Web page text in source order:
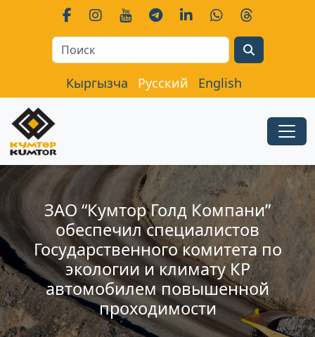
Кыргызча Русский English
ЗАО “Кумтор Голд Компани”
обеспечил специалистов
Государственного комитета по
экологии и климату КР
автомобилем повышенной
проходимости